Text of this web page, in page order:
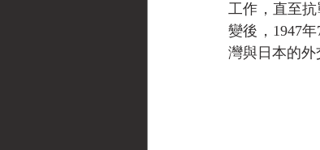
工作，直至
變後，1947
灣與日本的外